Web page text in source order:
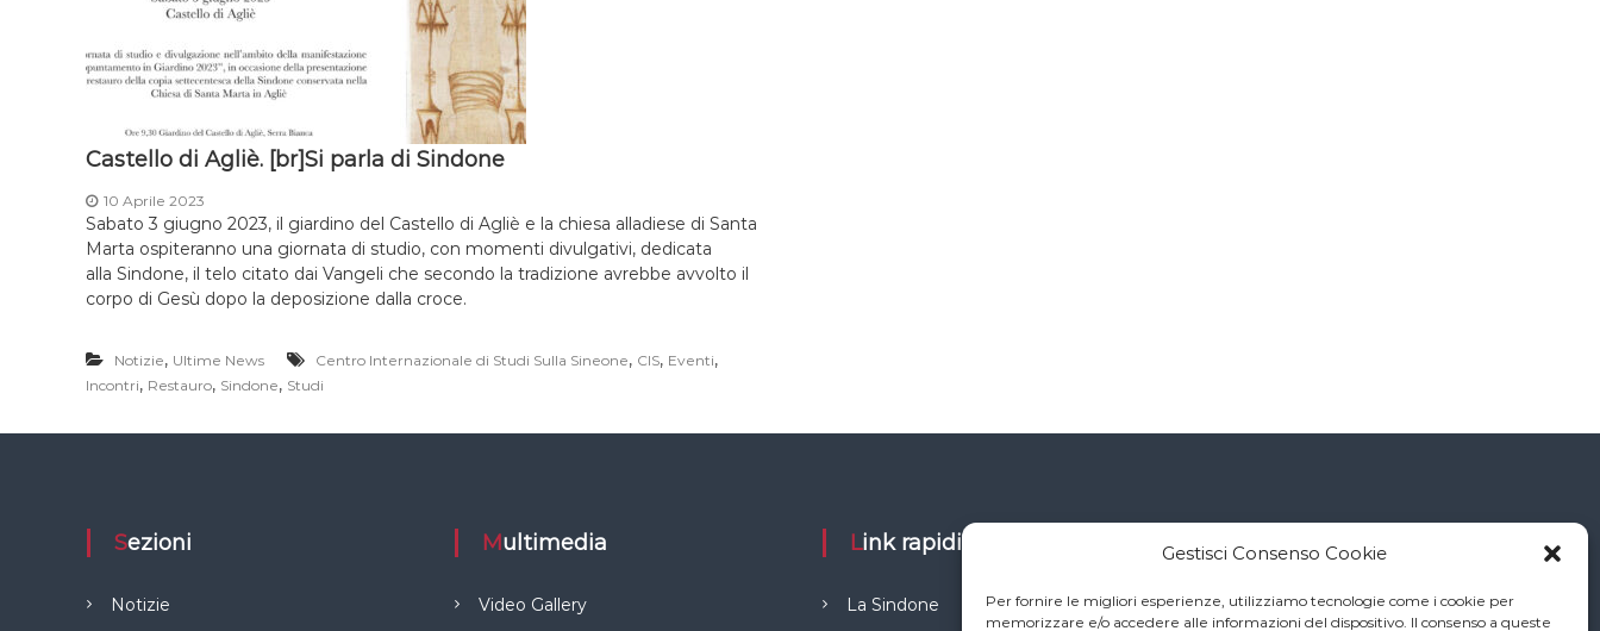
Gestisci Consenso Cookie
Per fornire le migliori esperienze, utilizziamo tecnologie come i cookie per
memorizzare e/o accedere alle informazioni del dispositivo. Il consenso a queste
Castello di Agliè. [br]Si parla di Sindone
10 Aprile 2023
Sabato 3 giugno 2023, il giardino del Castello di Agliè e la chiesa alladiese di Santa
Marta ospiteranno una giornata di studio, con momenti divulgativi, dedicata
alla Sindone, il telo citato dai Vangeli che secondo la tradizione avrebbe avvolto il
corpo di Gesù dopo la deposizione dalla croce.
Notizie, Ultime News Centro Internazionale di Studi Sulla Sineone, CIS, Eventi,
Incontri, Restauro, Sindone, Studi
Sezioni
Notizie
Multimedia
Video Gallery
Link rapidi
La Sindone
Connessioni
Diocesi di Torino